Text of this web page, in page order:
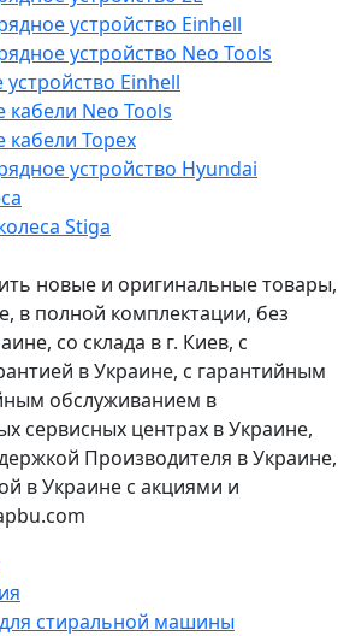
устройство Einhell
устройство Neo Tools
устройство Einhell
кабели Neo Tools
кабели Topex
устройство Hyundai
Stiga
новые и оригинальные товары,
в полной комплектации, без
со склада в г. Киев, с
в Украине, с гарантийным
обслуживанием в
сервисных центрах в Украине,
Производителя в Украине,
в Украине с акциями и
стиральной машины